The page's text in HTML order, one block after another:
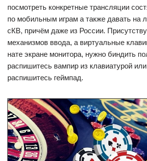
посмотреть конкретные трансляции
по мобильным играм а также давать на
сКВ, причём даже из России.
механизмов ввода, а виртуальные
нате экране монитора, нужно биндить
распишитесь вампир из клавиатурой
распишитесь геймпад.